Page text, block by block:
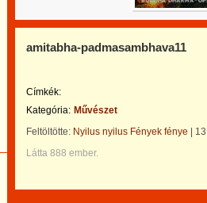
amitabha-padmasambhava11
Címkék:
Kategória: Művészet
Feltöltötte: Nyilus nyilus Fények fénye
Látta 888 ember.